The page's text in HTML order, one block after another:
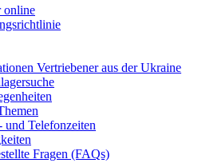
online
Vertriebener aus der Ukraine
und Telefonzeiten
Fragen (FAQs)